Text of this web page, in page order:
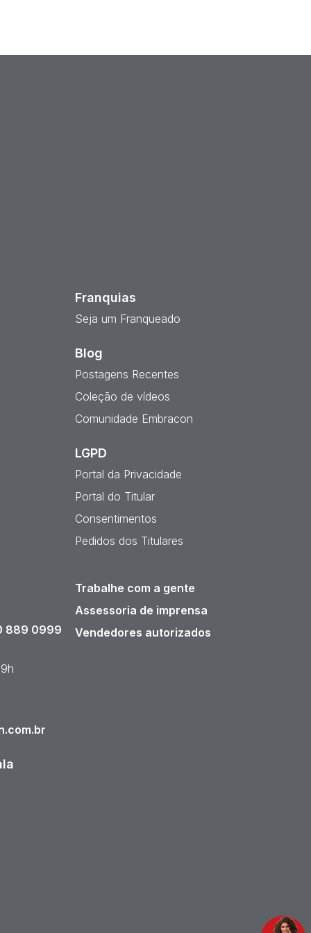
Franquias
Seja um Franqueado
Blog
Postagens Recentes
Coleção de vídeos
Comunidade Embracon
LGPD
Portal da Privacidade
Portal do Titular
Consentimentos
Pedidos dos Titulares
889 0999
Trabalhe com a gente
Assessoria de imprensa
Vendedores autorizados